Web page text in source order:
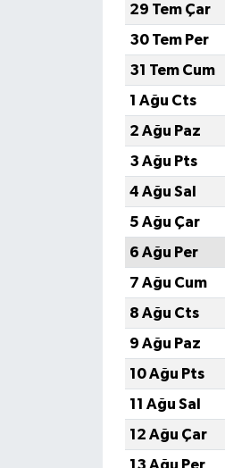
29 Tem Çar
30 Tem Per
31 Tem Cum
1 Ağu Cts
2 Ağu Paz
3 Ağu Pts
4 Ağu Sal
5 Ağu Çar
6 Ağu Per
7 Ağu Cum
8 Ağu Cts
9 Ağu Paz
10 Ağu Pts
11 Ağu Sal
12 Ağu Çar
13 Ağu Per